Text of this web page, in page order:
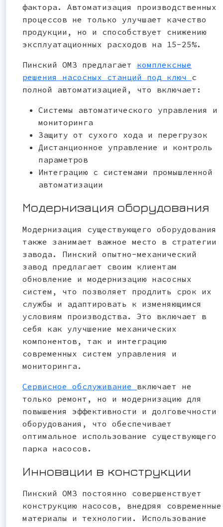
фактора. Автоматизация производственных
процессов не только улучшает качество
продукции, но и способствует снижению
эксплуатационных расходов на 15-25%.
Пинский ОМЗ предлагает комплексные
решения насосных станций под ключ с
полной автоматизацией, что включает:
Системы автоматического управления и
мониторинга
Защиту от сухого хода и перегрузок
Дистанционное управление и контроль
параметров
Интеграцию с системами промышленной
автоматизации
Модернизация оборудования
Модернизация существующего оборудования
также занимает важное место в стратегии
завода. Пинский опытно-механический
завод предлагает своим клиентам
обновление и модернизацию насосных
систем, что позволяет продлить срок их
службы и адаптировать к изменяющимся
условиям производства. Это включает в
себя как улучшение механических
компонентов, так и интеграцию
современных систем управления и
мониторинга.
Сервисное обслуживание включает не
только ремонт, но и модернизацию для
повышения эффективности и долговечности
оборудования, что обеспечивает
оптимальное использование существующего
парка насосов.
Инновации в конструкции
Пинский ОМЗ постоянно совершенствует
конструкцию насосов, внедряя современные
материалы и технологии. Использование